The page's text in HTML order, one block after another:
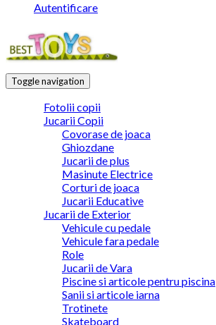
Autentificare
Toggle navigation
Fotolii copii
Jucarii Copii
Covorase de joaca
Ghiozdane
Jucarii de plus
Masinute Electrice
Corturi de joaca
Jucarii Educative
Jucarii de Exterior
Vehicule cu pedale
Vehicule fara pedale
Role
Jucarii de Vara
Piscine si articole pentru piscina
Sanii si articole iarna
Trotinete
Skateboard